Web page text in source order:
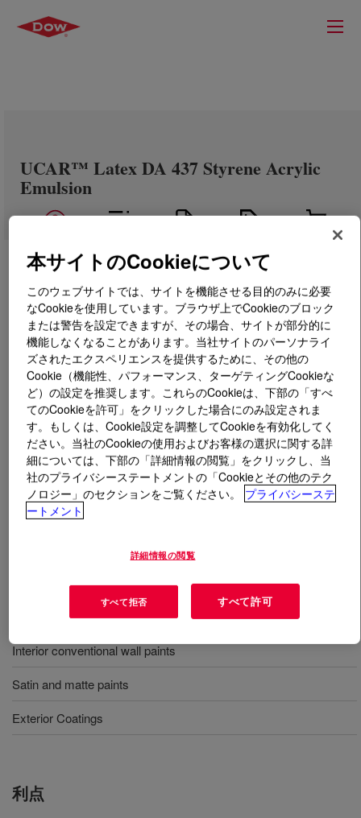
UCAR™ Latex DA 437 Styrene Acrylic
Emulsion
とはUCAR™ Latex DA 437 Styrene Acrylic
Emulsion?
Ammonia free universal styrene acrylic binder suitable
for interior and exterior coatings.
Ammonia free universal styrene acrylic binder suitable for interior
and exterior coatings
Universal Styrene acrylic formulations
Interior conventional wall paints
Satin and matte paints
Exterior Coatings
利点
本サイトのCookieについて
このウェブサイトでは、サイトを機能させる目的のみに必要
なCookieを使用しています。ブラウザ上でCookieのブロック
または警告を設定できますが、その場合、サイトが部分的に
機能しなくなることがあります。当社サイトのパーソナライ
ズされたエクスペリエンスを提供するために、その他の
Cookie（機能性、パフォーマンス、ターゲティングCookieな
ど）の設定を推奨します。これらのCookieは、下部の「すべ
てのCookieを許可」をクリックした場合にのみ設定されま
す。もしくは、Cookie設定を調整してCookieを有効化してく
ださい。当社のCookieの使用およびお客様の選択に関する詳
細については、下部の「詳細情報の閲覧」をクリックし、当
社のプライバシーステートメントの「Cookieとその他のテク
ノロジー」のセクションをご覧ください。
プライバシーステ
ートメント
詳細情報の閲覧
すべて拒否 すべて許可